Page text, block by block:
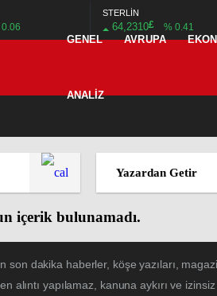
STERLİN
64,2310£ % 0.41
GENEL AVRUPA
ANALİZ
Yazardan Getir
içerik bulunamadı.
son dakika haberler, köşe yazıları,
alıntı yapılamaz, kanuna aykırı ve